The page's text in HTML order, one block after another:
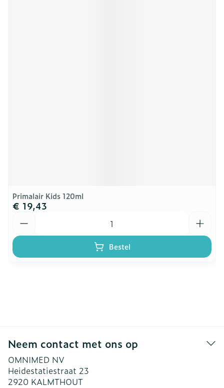
Primalair Kids 120ml
€ 19,43
Bestel
Neem contact met ons op
OMNIMED NV
Heidestatiestraat 23
2920 KALMTHOUT